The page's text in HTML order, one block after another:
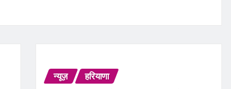
न्यूज़ हरियाणा